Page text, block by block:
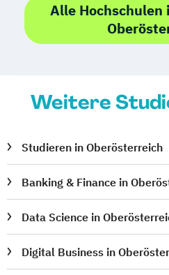
Projektmanagement
Psychologie Public
Public Management
Public Relations und
Bildungsberatung und
Robotics (DE/EN)
Software Engineering
Soziale Arbeit
Alle
Weitere
Studieren in Oberösterreich
Banking & Finance in
Data Science in
Digital Business in